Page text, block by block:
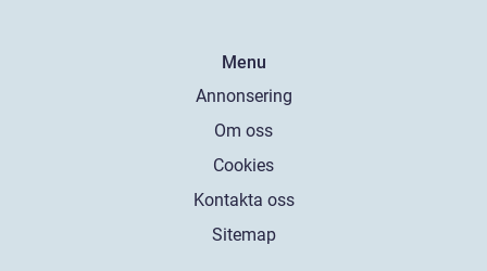
Menu
Annonsering
Om oss
Cookies
Kontakta oss
Sitemap